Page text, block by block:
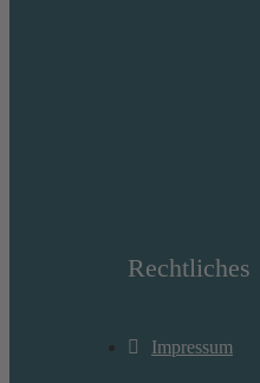
Rechtliches
Impressum